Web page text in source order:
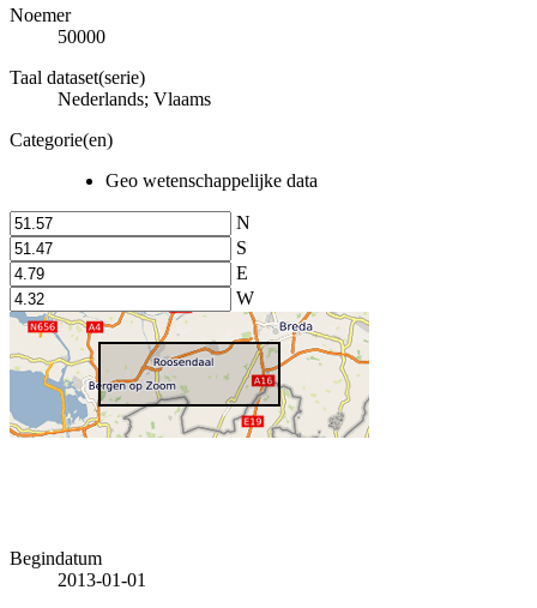
Noemer
50000
Taal dataset(serie)
Nederlands; Vlaams
Categorie(en)
Geo wetenschappelijke data
N
S
E
W
Begindatum
2013-01-01